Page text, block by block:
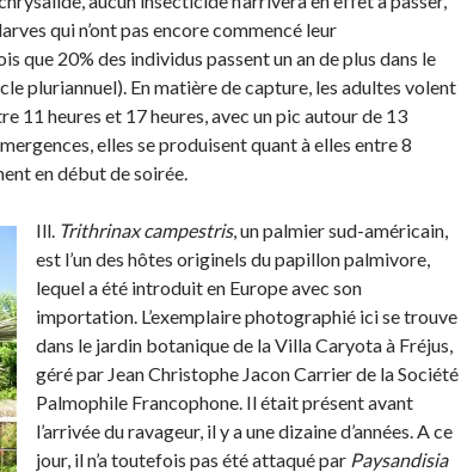
qui n’ont pas encore commencé leur
que 20% des individus passent un an de plus dans le
pluriannuel). En matière de capture, les adultes volent
11 heures et 17 heures, avec un pic autour de 13
elles se produisent quant à elles entre 8
en début de soirée.
Ill. Trithrinax campestris, un palmier sud-américain,
est l’un des hôtes originels du papillon palmivore,
lequel a été introduit en Europe avec son
importation. L’exemplaire photographié ici se trouve
dans le jardin botanique de la Villa Caryota à Fréjus,
géré par Jean Christophe Jacon Carrier de la Société
Palmophile Francophone. Il était présent avant
l’arrivée du ravageur, il y a une dizaine d’années. A ce
jour, il n’a toutefois pas été attaqué par Paysandisia